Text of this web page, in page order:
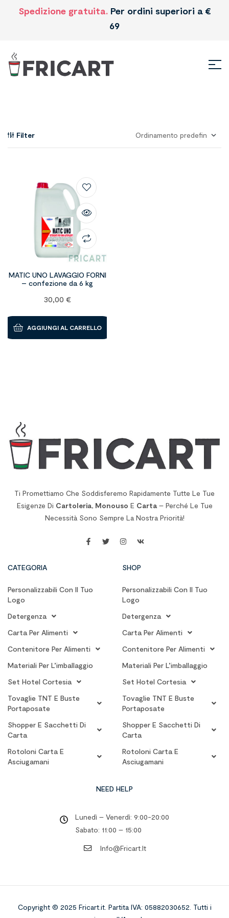
Spedizione gratuita. Per ordini superiori a €
69
Filter
MATIC UNO LAVAGGIO FORNI
– confezione da 6 kg
30,00 €
AGGIUNGI AL CARRELLO
Ti Promettiamo Che Soddisferemo Rapidamente Tutte Le Tue
Esigenze Di Cartoleria, Monouso E Carta– Perché Le Tue
Necessità Sono Sempre La Nostra Priorità!
CATEGORIA
Personalizzabili Con Il Tuo
Logo
Detergenza
Carta Per Alimenti
Contenitore Per Alimenti
Materiali Per L’imballaggio
Set Hotel Cortesia
Tovaglie TNT E Buste
Portaposate
Shopper E Sacchetti Di
Carta
Rotoloni Carta E
Asciugamani
SHOP
Personalizzabili Con Il Tuo
Logo
Detergenza
Carta Per Alimenti
Contenitore Per Alimenti
Materiali Per L’imballaggio
Set Hotel Cortesia
Tovaglie TNT E Buste
Portaposate
Shopper E Sacchetti Di
Carta
Rotoloni Carta E
Asciugamani
NEED HELP
Lunedì – Venerdì: 9:00-20:00
Sabato: 11:00 – 15:00
Info@fricart.it
Copyright © 2025 Fricart.it. Partita IVA: 05882030652. Tutti i